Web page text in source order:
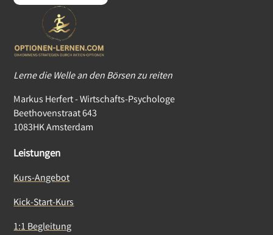
Lerne die Welle an den Börsen zu reiten
Markus Herfert - Wirtschafts-Psychologe
Beethovenstraat 643
1083HK Amsterdam
Leistungen
Kurs-Angebot
Kick-Start-Kurs
1:1 Begleitung